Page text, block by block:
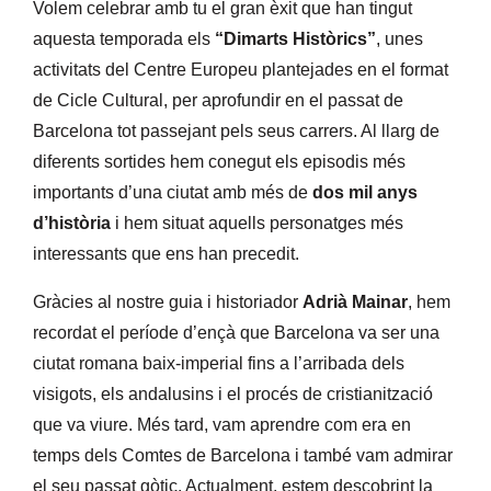
Volem celebrar amb tu el gran èxit que han tingut
aquesta temporada els “ Dimarts Històrics”, unes
activitats del Centre Europeu plantejades en el format
de Cicle Cultural, per aprofundir en el passat de
Barcelona tot passejant pels seus carrers. Al llarg de
diferents sortides hem conegut els episodis més
importants d’una ciutat amb més de dos mil anys
d’història i hem situat aquells personatges més
interessants que ens han precedit.
Gràcies al nostre guia i historiador Adrià Mainar, hem
recordat el període d’ençà que Barcelona va ser una
ciutat romana baix-imperial fins a l’arribada dels
visigots, els andalusins i el procés de cristianització
que va viure. Més tard, vam aprendre com era en
temps dels Comtes de Barcelona i també vam admirar
el seu passat gòtic. Actualment, estem descobrint la